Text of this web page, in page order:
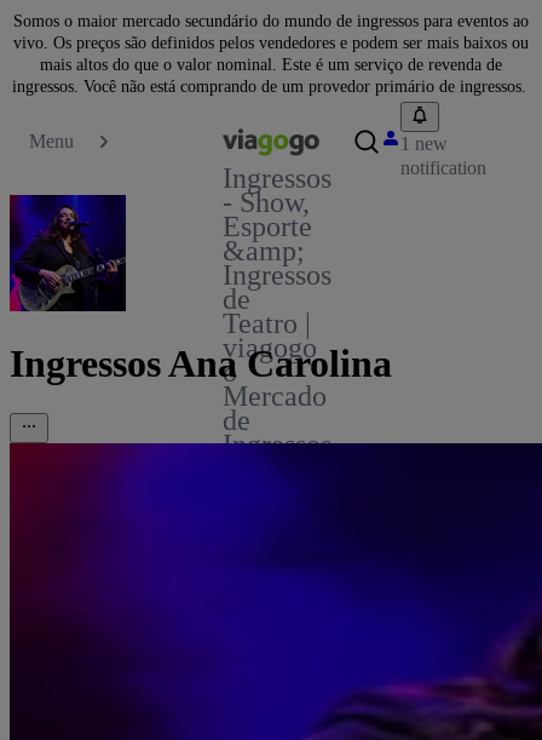
Somos o maior mercado secundário do mundo de ingressos para eventos ao
vivo. Os preços são definidos pelos vendedores e podem ser mais baixos ou
mais altos do que o valor nominal. Este é um serviço de revenda de
ingressos. Você não está comprando de um provedor primário de ingressos.
Menu
Ingressos
- Show,
Esporte
&amp;
Ingressos
de
Teatro |
viagogo
o
Mercado
de
Ingressos
1 new
notification
Ingressos Ana Carolina